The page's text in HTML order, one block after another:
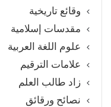
وقائع تاريخية
مقدسات إسلامية
علوم اللغة العربية
علامات الترقيم
زاد طالب العلم
نصائح ورقائق